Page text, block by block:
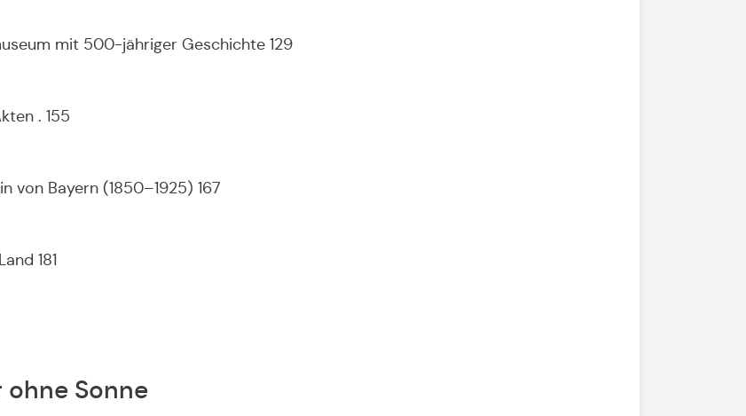
mit 500-jähriger Geschichte 129
. 155
von Bayern (1850–1925) 167
181
ohne Sonne